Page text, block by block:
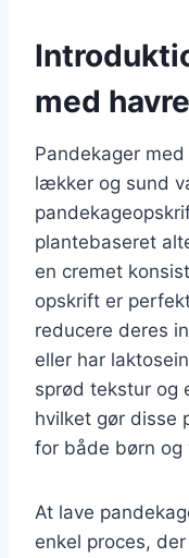
med
Pandekager
lækker og sund
plantebaseret
en cremet
opskrift er
reducere deres
eller har
sprød tekstur og
hvilket gør disse
for både børn og
At lave
enkel proces,